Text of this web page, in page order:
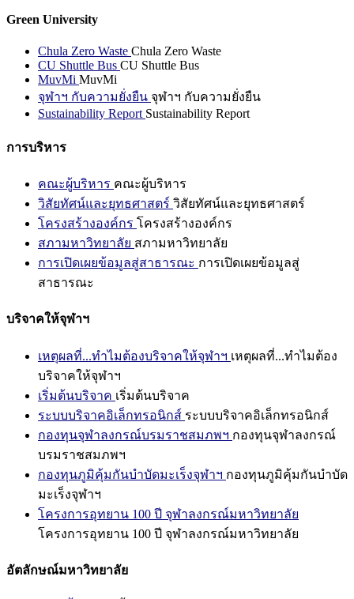
Green University
Chula Zero Waste Chula Zero Waste
CU Shuttle Bus CU Shuttle Bus
MuvMi MuvMi
จุฬาฯ กับความยั่งยืน จุฬาฯ กับความยั่งยืน
Sustainability Report Sustainability Report
การบริหาร
คณะผู้บริหาร คณะผู้บริหาร
วิสัยทัศน์และยุทธศาสตร์ วิสัยทัศน์และยุทธศาสตร์
โครงสร้างองค์กร โครงสร้างองค์กร
สภามหาวิทยาลัย สภามหาวิทยาลัย
การเปิดเผยข้อมูลสู่สาธารณะ การเปิดเผยข้อมูลสู่
สาธารณะ
บริจาคให้จุฬาฯ
เหตุผลที่...ทำไมต้องบริจาคให้จุฬาฯ เหตุผลที่...ทำไมต้อง
บริจาคให้จุฬาฯ
เริ่มต้นบริจาค เริ่มต้นบริจาค
ระบบบริจาคอิเล็กทรอนิกส์ ระบบบริจาคอิเล็กทรอนิกส์
กองทุนจุฬาลงกรณ์บรมราชสมภพฯ กองทุนจุฬาลงกรณ์
บรมราชสมภพฯ
กองทุนภูมิคุ้มกันบำบัดมะเร็งจุฬาฯ กองทุนภูมิคุ้มกันบำบัด
มะเร็งจุฬาฯ
โครงการอุทยาน 100 ปี จุฬาลงกรณ์มหาวิทยาลัย
โครงการอุทยาน 100 ปี จุฬาลงกรณ์มหาวิทยาลัย
อัตลักษณ์มหาวิทยาลัย